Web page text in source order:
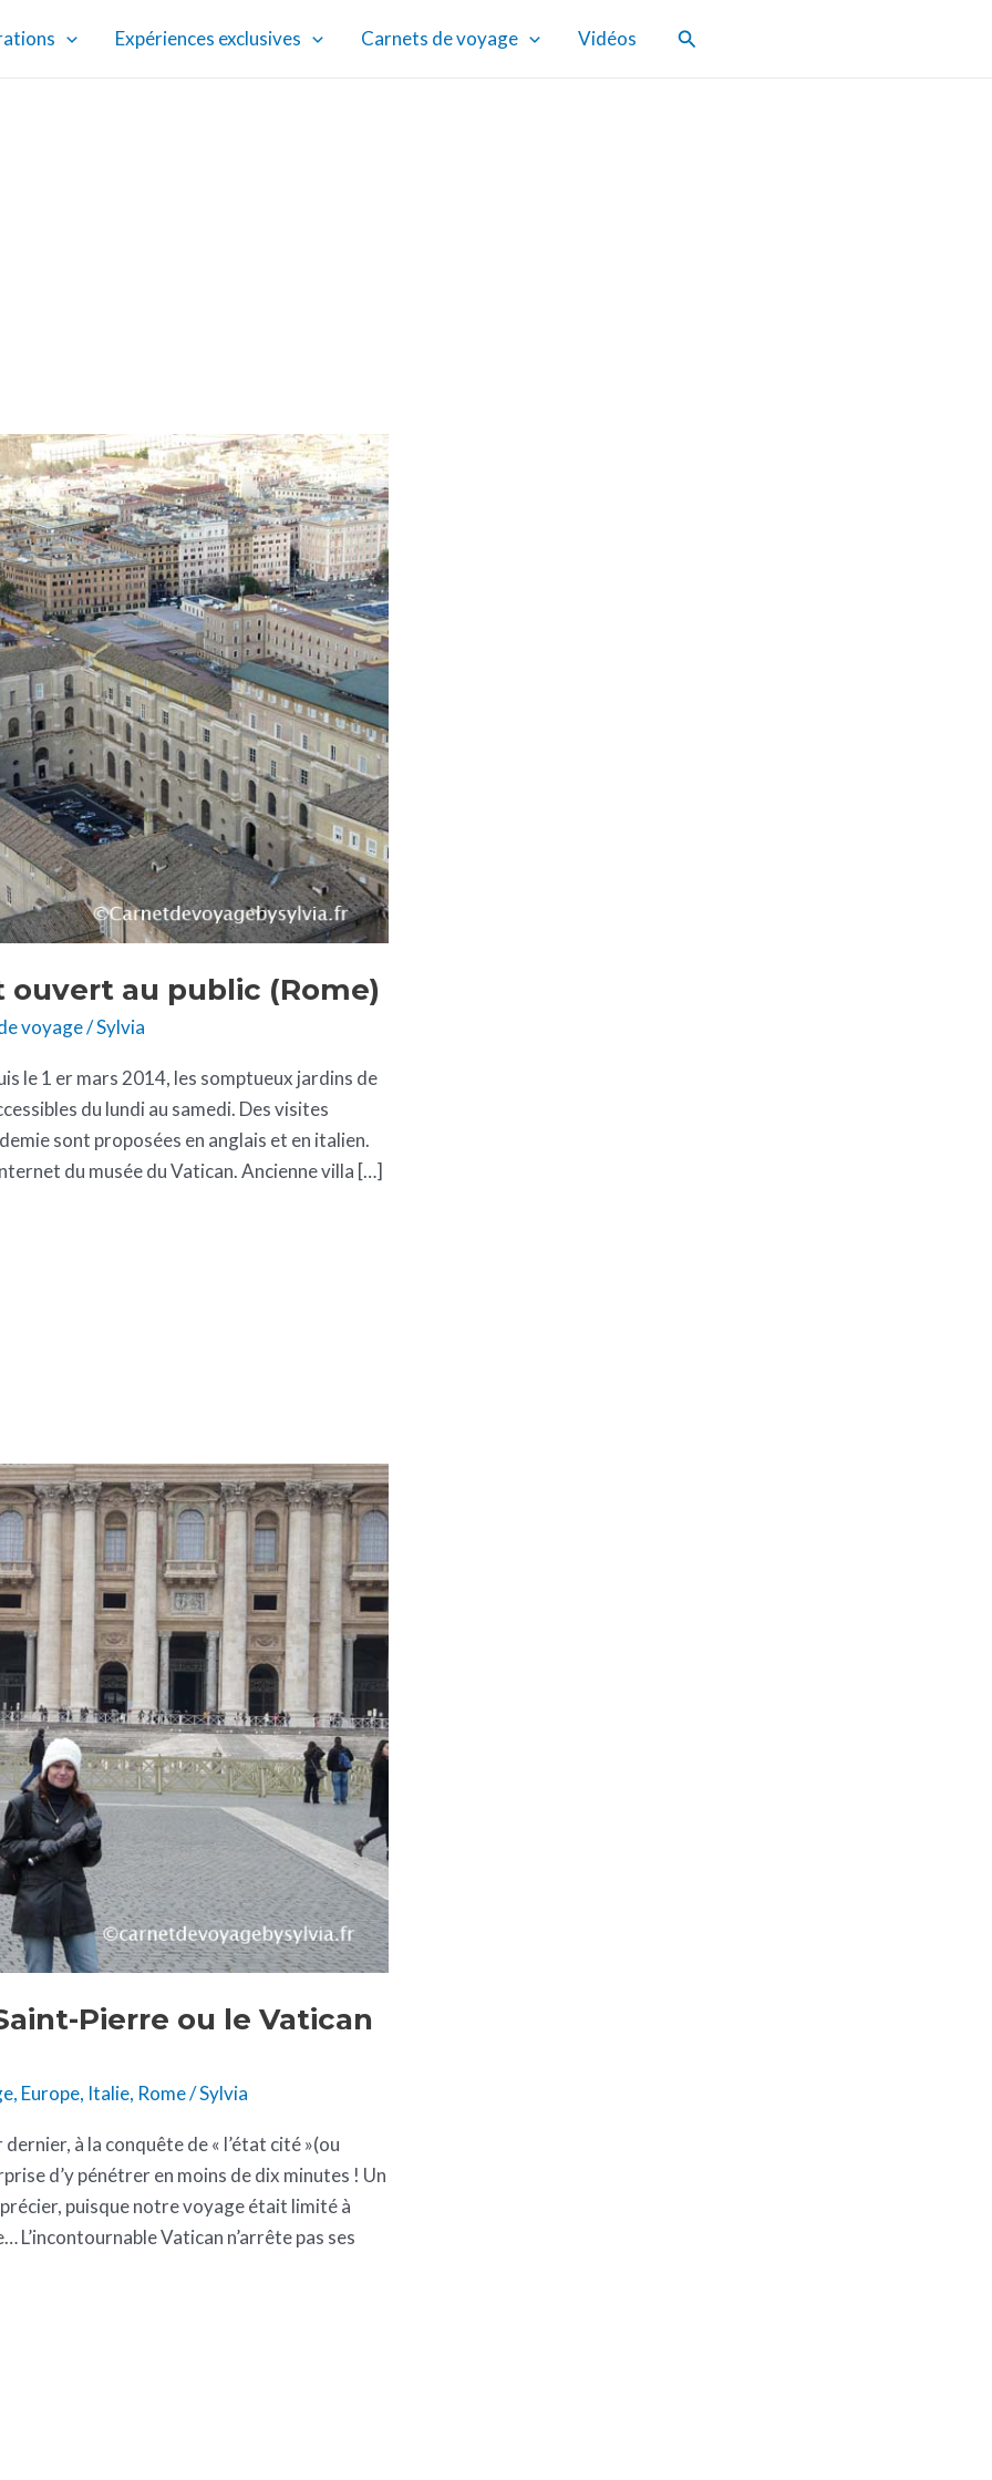
Expériences exclusives Carnets de voyage Vidéos Rechercher
ouvert au public (Rome)
voyage/Sylvia
le 1 er mars 2014, les somptueux jardins de
du lundi au samedi. Des visites
sont proposées en anglais et en italien.
du musée du Vatican. Ancienne villa […]
Pierre ou le Vatican
, Europe, Italie, Rome/Sylvia
à la conquête de « l’état cité »(ou
d’y pénétrer en moins de dix minutes ! Un
puisque notre voyage était limité à
L’incontournable Vatican n’arrête pas ses